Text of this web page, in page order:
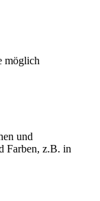
möglich
und
Farben, z.B. in